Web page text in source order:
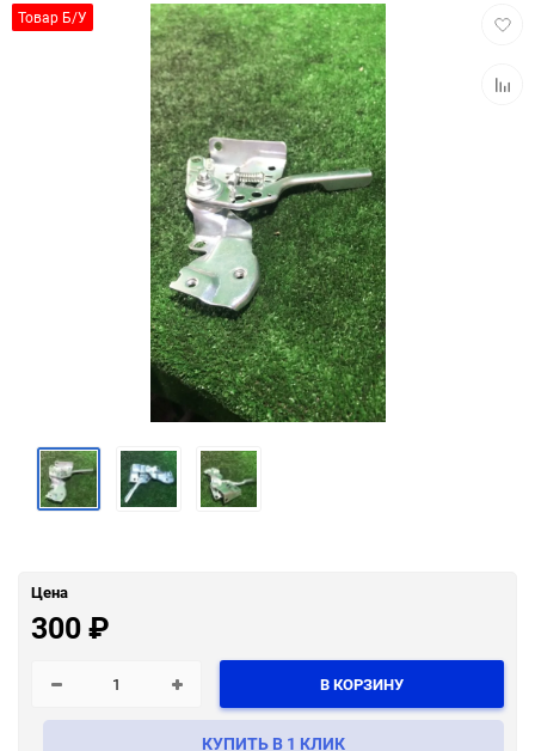
Товар Б/У
Цена
300₽
В КОРЗИНУ
КУПИТЬ В 1 КЛИК